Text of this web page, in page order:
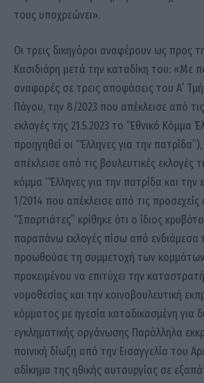
τους υποχρεώνει».
Οι τρεις δικηγόροι αναφέρουν ως προς
Κασιδιάρη μετά την καταδίκη του: «Με
αναφορές σε τρεις αποφάσεις του Α’
Πάγου, την 8/2023 που απέκλεισε από
εκλογές της 21.5.2023 το “Εθνικό Κόμμα
προηγηθεί οι “Έλληνες για την
απέκλεισε από τις βουλευτικές εκλογές
κόμμα “Έλληνες για την πατρίδα και την
1/2014 που απέκλεισε από τις
“Σπαρτιάτες” κρίθηκε ότι ο ίδιος
παραπάνω εκλογές πίσω από ενδιάμεσα
προωθούσε τη συμμετοχή των
προκειμένου να επιτύχει την
νομοθεσίας και την κοινοβουλευτική
κόμματος με ηγεσία καταδικασμένη για
εγκληματικής οργάνωσης Παράλληλα
ποινική δίωξη από την Εισαγγελία του
αδίκημα της ηθικής αυτουργίας σε